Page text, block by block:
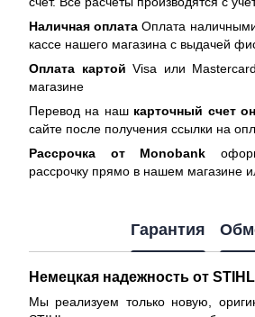
Наличная оплата Оплата
кассе нашего магазина с выдачей
Оплата картой Visa или
магазине
Перевод на наш карточный счет
сайте после получения ссылки на
Рассрочка от Monobank
рассрочку прямо в нашем магазине
Гарантия
Немецкая надежность от STIHL
Мы реализуем только новую,